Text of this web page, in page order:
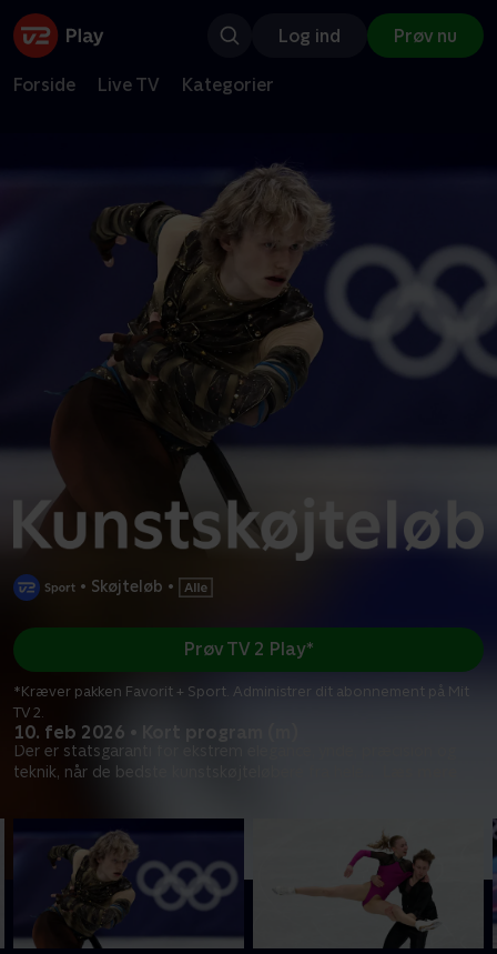
Log ind Prøv nu
Forside Live TV Kategorier
• Skøjteløb •
10. feb 2026 • Kort program (m)
Der er statsgaranti for ekstrem elegance, ynde, præcision og
teknik, når de bedste kunstskøjteløbere fra hele
Prøv TV 2 Play*
*Kræver pakken Favorit + Sport. Administrer dit abonnement på Mit
TV 2.